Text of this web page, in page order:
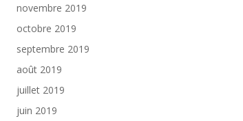
novembre 2019
octobre 2019
septembre 2019
août 2019
juillet 2019
juin 2019